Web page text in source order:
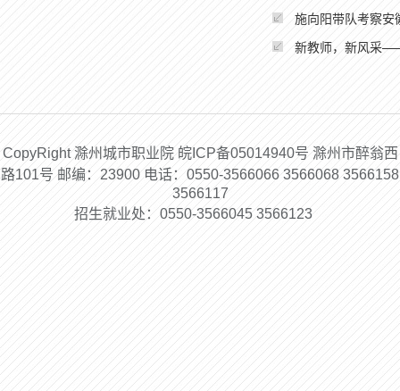
施向阳带队考察安
新教师，新风采
CopyRight 滁州城市职业院 皖ICP备05014940号 滁州市醉翁西
路101号 邮编：23900 电话：0550-3566066 3566068 3566158
3566117
招生就业处：0550-3566045 3566123